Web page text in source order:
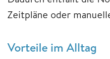
Zeitpläne oder
Vorteile im Alltag